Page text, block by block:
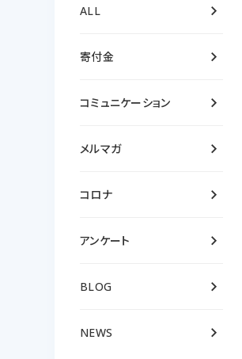
ALL keyboard_arrow_right
寄付金 keyboard_arrow_right
コミュニケーション keyboard_arrow_right
メルマガ keyboard_arrow_right
コロナ keyboard_arrow_right
アンケート keyboard_arrow_right
BLOG keyboard_arrow_right
NEWS keyboard_arrow_right